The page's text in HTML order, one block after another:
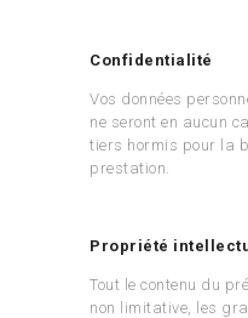
Confidentialité
Vos données
ne seront en aucun
tiers hormis pour la
prestation.
Propriété
Tout le contenu du
non limitative, les